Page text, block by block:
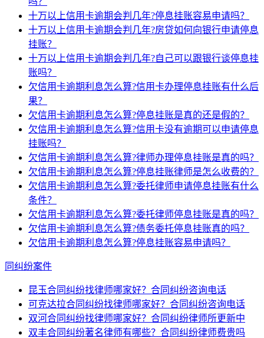
十万以上信用卡逾期会判几年?停息挂账容易申请吗？
十万以上信用卡逾期会判几年?房贷如何向银行申请停息
挂账？
十万以上信用卡逾期会判几年?自己可以跟银行谈停息挂
账吗？
欠信用卡逾期利息怎么算?信用卡办理停息挂账有什么后
果？
欠信用卡逾期利息怎么算?停息挂账是真的还是假的？
欠信用卡逾期利息怎么算?信用卡没有逾期可以申请停息
挂账吗？
欠信用卡逾期利息怎么算?律师办理停息挂账是真的吗？
欠信用卡逾期利息怎么算?停息挂账律师是怎么收费的？
欠信用卡逾期利息怎么算?委托律师申请停息挂账有什么
条件？
欠信用卡逾期利息怎么算?委托律师停息挂账是真的吗？
欠信用卡逾期利息怎么算?债务委托停息挂账真的吗？
欠信用卡逾期利息怎么算?停息挂账容易申请吗？
同纠纷案件
昆玉合同纠纷找律师哪家好？合同纠纷咨询电话
可克达拉合同纠纷找律师哪家好？合同纠纷咨询电话
双河合同纠纷找律师哪家好？合同纠纷律师所更新中
双丰合同纠纷著名律师有哪些？合同纠纷律师费贵吗